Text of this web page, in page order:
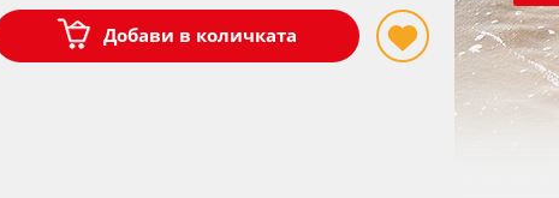
Добави в количката